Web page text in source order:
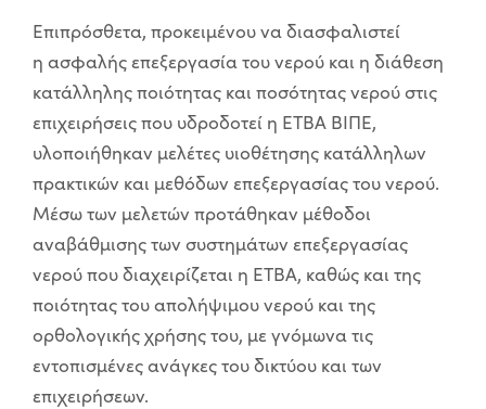
Επιπρόσθετα, προκειμένου να διασφαλιστεί
η ασφαλής επεξεργασία του νερού και η διάθεση
κατάλληλης ποιότητας και ποσότητας νερού στις
επιχειρήσεις που υδροδοτεί η ΕΤΒΑ ΒΙΠΕ,
υλοποιήθηκαν μελέτες υιοθέτησης κατάλληλων
πρακτικών και μεθόδων επεξεργασίας του νερού.
Μέσω των μελετών προτάθηκαν μέθοδοι
αναβάθμισης των συστημάτων επεξεργασίας
νερού που διαχειρίζεται η ΕΤΒΑ, καθώς και της
ποιότητας του απολήψιμου νερού και της
ορθολογικής χρήσης του, με γνόμωνα τις
εντοπισμένες ανάγκες του δικτύου και των
επιχειρήσεων.